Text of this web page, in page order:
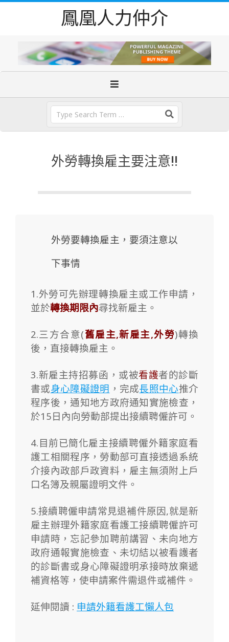
鳳凰人力仲介
外勞轉換雇主要注意!!
外勞要轉換雇主，要須注意以
下事情
1.外勞可先辦理轉換雇主或工作申請，
並於轉換期限內尋找新雇主。
2.三方合意(舊雇主,新雇主,外勞)轉換
後，直接轉換雇主。
3.新雇主持招募函，或被看護者的診斷
書或身心障礙證明 ，完成長照中心推介
程序後，通知地方政府通知實施檢查，
於15日內向勞動部提出接續聘僱許可。
4.目前已簡化雇主接續聘僱外籍家庭看
護工相關程序，勞動部可直接透過系統
介接內政部戶政資料，雇主無須附上戶
口名簿及親屬證明文件。
5.接續聘僱申請常見退補件原因,就是新
雇主辦理外籍家庭看護工接續聘僱許可
申請時，忘記參加聘前講習、未向地方
政府通報實施檢查、未切結以被看護者
的診斷書或身心障礙證明承接時放棄遞
補資格等，使申請案件需退件或補件。
延伸閱讀 : 申請外籍看護工懶人包